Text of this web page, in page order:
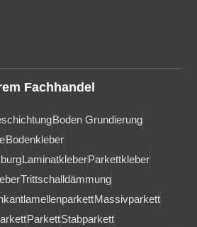
Fachhandel
Boden Grundierung
Bodenkleber
LaminatkleberParkettkleber
Trittschalldämmung
Massivparkett
ParkettStabparkett